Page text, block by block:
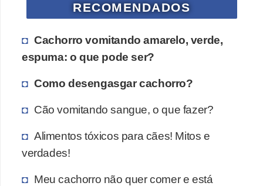
RECOMENDADOS
Cachorro vomitando amarelo, verde,
espuma: o que pode ser?
Como desengasgar cachorro?
Cão vomitando sangue, o que fazer?
Alimentos tóxicos para cães! Mitos e
verdades!
Meu cachorro não quer comer e está